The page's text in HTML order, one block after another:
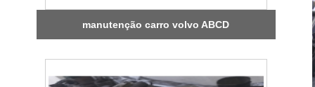
manutenção carro volvo ABCD